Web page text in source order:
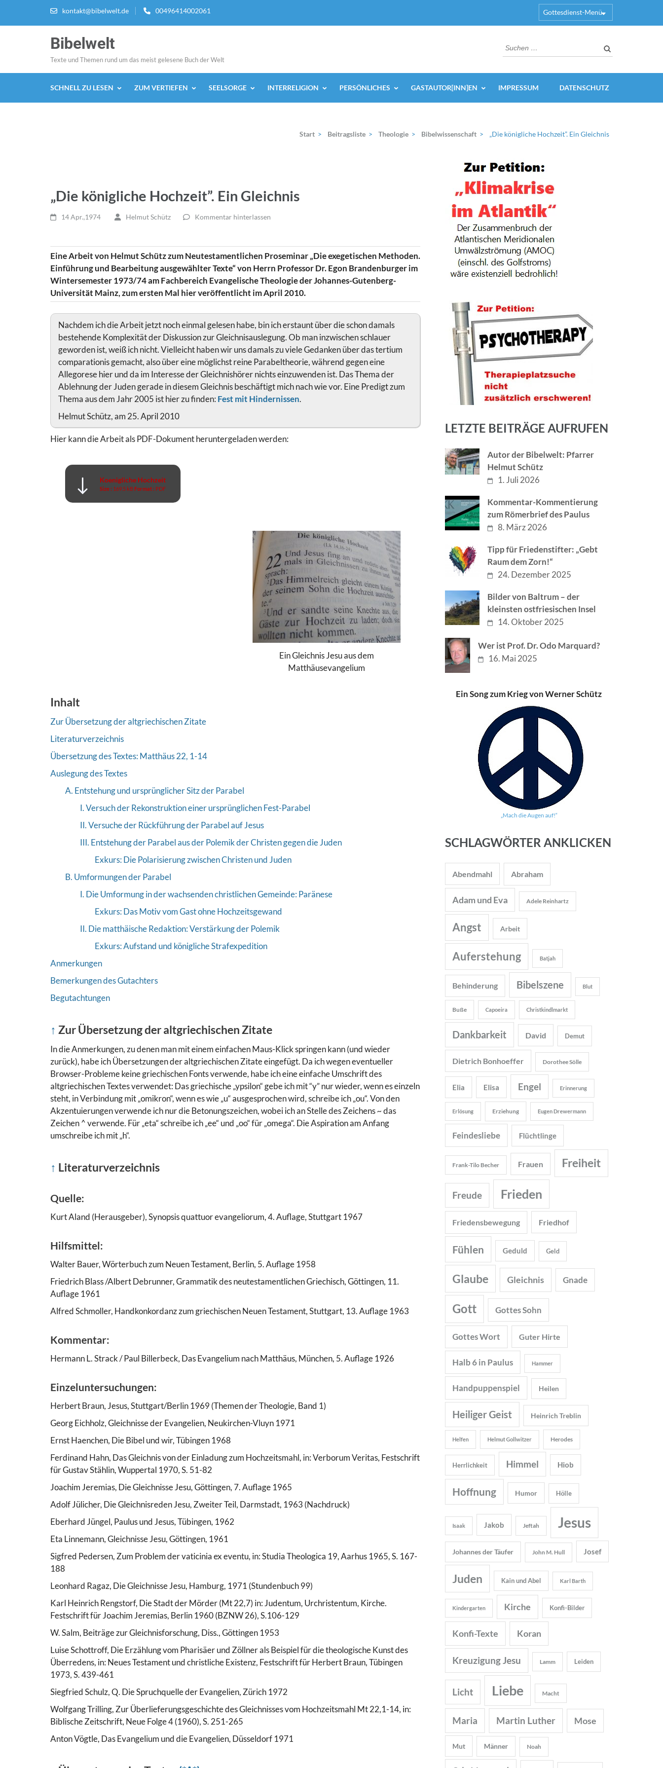
kontakt@bibelwelt.de 00496414002061 Gottesdienst-Menü
Bibelwelt
Texte und Themen rund um das meist gelesene Buch der Welt
Suchen
nach:
SCHNELL ZU LESEN ZUM VERTIEFEN SEELSORGE INTERRELIGION PERSÖNLICHES GASTAUTOR[INN]EN IMPRESSUM DATENSCHUTZ
Start > Beitragsliste > Theologie > Bibelwissenschaft > „Die königliche Hochzeit”. Ein Gleichnis
„Die königliche Hochzeit”. Ein Gleichnis
14 Apr.,1974 Helmut Schütz Kommentar hinterlassen
Eine Arbeit von Helmut Schütz zum Neutestamentlichen Proseminar „Die exegetischen Methoden.
Einführung und Bearbeitung ausgewählter Texte“ von Herrn Professor Dr. Egon Brandenburger im
Wintersemester 1973/74 am Fachbereich Evangelische Theologie der Johannes-Gutenberg-
Universität Mainz, zum ersten Mal hier veröffentlicht im April 2010.
Nachdem ich die Arbeit jetzt noch einmal gelesen habe, bin ich erstaunt über die schon damals
bestehende Komplexität der Diskussion zur Gleichnisauslegung. Ob man inzwischen schlauer
geworden ist, weiß ich nicht. Vielleicht haben wir uns damals zu viele Gedanken über das tertium
comparationis gemacht, also über eine möglichst reine Parabeltheorie, während gegen eine
Allegorese hier und da im Interesse der Gleichnishörer nichts einzuwenden ist. Das Thema der
Ablehnung der Juden gerade in diesem Gleichnis beschäftigt mich nach wie vor. Eine Predigt zum
Thema aus dem Jahr 2005 ist hier zu finden: Fest mit Hindernissen.
Helmut Schütz, am 25. April 2010
Hier kann die Arbeit als PDF-Dokument heruntergeladen werden:
Koenigliche Hochzeit
Size : 169.5 kBFormat : PDF
Ein Gleichnis Jesu aus dem
Matthäusevangelium
Inhalt
Zur Übersetzung der altgriechischen Zitate
Literaturverzeichnis
Übersetzung des Textes: Matthäus 22, 1-14
Auslegung des Textes
A. Entstehung und ursprünglicher Sitz der Parabel
I. Versuch der Rekonstruktion einer ursprünglichen Fest-Parabel
II. Versuche der Rückführung der Parabel auf Jesus
III. Entstehung der Parabel aus der Polemik der Christen gegen die Juden
Exkurs: Die Polarisierung zwischen Christen und Juden
B. Umformungen der Parabel
I. Die Umformung in der wachsenden christlichen Gemeinde: Paränese
Exkurs: Das Motiv vom Gast ohne Hochzeitsgewand
II. Die matthäische Redaktion: Verstärkung der Polemik
Exkurs: Aufstand und königliche Strafexpedition
Anmerkungen
Bemerkungen des Gutachters
Begutachtungen
↑ Zur Übersetzung der altgriechischen Zitate
In die Anmerkungen, zu denen man mit einem einfachen Maus-Klick springen kann (und wieder
zurück), habe ich Übersetzungen der altgriechischen Zitate eingefügt. Da ich wegen eventueller
Browser-Probleme keine griechischen Fonts verwende, habe ich eine einfache Umschrift des
altgriechischen Textes verwendet: Das griechische „ypsilon“ gebe ich mit “y” nur wieder, wenn es einzeln
steht, in Verbindung mit „omikron“, wenn es wie „u“ ausgesprochen wird, schreibe ich „ou“. Von den
Akzentuierungen verwende ich nur die Betonungszeichen, wobei ich an Stelle des Zeichens ~ das
Zeichen ^ verwende. Für „eta“ schreibe ich „ee“ und „oo“ für „omega“. Die Aspiration am Anfang
umschreibe ich mit „h“.
↑ Literaturverzeichnis
Quelle:
Kurt Aland (Herausgeber), Synopsis quattuor evangeliorum, 4. Auflage, Stuttgart 1967
Hilfsmittel:
Walter Bauer, Wörterbuch zum Neuen Testament, Berlin, 5. Auflage 1958
Friedrich Blass /Albert Debrunner, Grammatik des neutestamentlichen Griechisch, Göttingen, 11.
Auflage 1961
Alfred Schmoller, Handkonkordanz zum griechischen Neuen Testament, Stuttgart, 13. Auflage 1963
Kommentar:
Hermann L. Strack / Paul Billerbeck, Das Evangelium nach Matthäus, München, 5. Auflage 1926
Einzeluntersuchungen:
Herbert Braun, Jesus, Stuttgart/Berlin 1969 (Themen der Theologie, Band 1)
Georg Eichholz, Gleichnisse der Evangelien, Neukirchen-Vluyn 1971
Ernst Haenchen, Die Bibel und wir, Tübingen 1968
Ferdinand Hahn, Das Gleichnis von der Einladung zum Hochzeitsmahl, in: Verborum Veritas, Festschrift
für Gustav Stählin, Wuppertal 1970, S. 51-82
Joachim Jeremias, Die Gleichnisse Jesu, Göttingen, 7. Auflage 1965
Adolf Jülicher, Die Gleichnisreden Jesu, Zweiter Teil, Darmstadt, 1963 (Nachdruck)
Eberhard Jüngel, Paulus und Jesus, Tübingen, 1962
Eta Linnemann, Gleichnisse Jesu, Göttingen, 1961
Sigfred Pedersen, Zum Problem der vaticinia ex eventu, in: Studia Theologica 19, Aarhus 1965, S. 167-
188
Leonhard Ragaz, Die Gleichnisse Jesu, Hamburg, 1971 (Stundenbuch 99)
Karl Heinrich Rengstorf, Die Stadt der Mörder (Mt 22,7) in: Judentum, Urchristentum, Kirche.
Festschrift für Joachim Jeremias, Berlin 1960 (BZNW 26), S.106-129
W. Salm, Beiträge zur Gleichnisforschung, Diss., Göttingen 1953
Luise Schottroff, Die Erzählung vom Pharisäer und Zöllner als Beispiel für die theologische Kunst des
Überredens, in: Neues Testament und christliche Existenz, Festschrift für Herbert Braun, Tübingen
1973, S. 439-461
Siegfried Schulz, Q. Die Spruchquelle der Evangelien, Zürich 1972
Wolfgang Trilling, Zur Überlieferungsgeschichte des Gleichnisses vom Hochzeitsmahl Mt 22,1-14, in:
Biblische Zeitschrift, Neue Folge 4 (1960), S. 251-265
Anton Vögtle, Das Evangelium und die Evangelien, Düsseldorf 1971
LETZTE BEITRÄGE AUFRUFEN
Autor der Bibelwelt: Pfarrer
Helmut Schütz
1. Juli 2026
Kommentar-Kommentierung
zum Römerbrief des Paulus
8. März 2026
Tipp für Friedenstifter: „Gebt
Raum dem Zorn!“
24. Dezember 2025
Bilder von Baltrum – der
kleinsten ostfriesischen Insel
14. Oktober 2025
Wer ist Prof. Dr. Odo Marquard?
16. Mai 2025
Ein Song zum Krieg von Werner Schütz
„Mach die Augen auf!“
SCHLAGWÖRTER ANKLICKEN
Abendmahl Abraham
Adam und Eva Adele Reinhartz
Angst Arbeit
Auferstehung Batjah
Behinderung Bibelszene Blut
Buße Capoeira Christkindlmarkt
Dankbarkeit David Demut
Dietrich Bonhoeffer Dorothee Sölle
Elia Elisa Engel Erinnerung
Erlösung Erziehung Eugen Drewermann
Feindesliebe Flüchtlinge
Frank-Tilo Becher Frauen Freiheit
Freude Frieden
Friedensbewegung Friedhof
Fühlen Geduld Geld
Glaube Gleichnis Gnade
Gott Gottes Sohn
Gottes Wort Guter Hirte
Halb 6 in Paulus Hammer
Handpuppenspiel Heilen
Heiliger Geist Heinrich Treblin
Helfen Helmut Gollwitzer Herodes
Herrlichkeit Himmel Hiob
Hoffnung Humor Hölle
Isaak Jakob Jeftah Jesus
Johannes der Täufer John M. Hull Josef
Juden Kain und Abel Karl Barth
Kindergarten Kirche Konfi-Bilder
Konfi-Texte Koran
Kreuzigung Jesu Lamm Leiden
Licht Liebe Macht
Maria Martin Luther Mose
Mut Männer Noah